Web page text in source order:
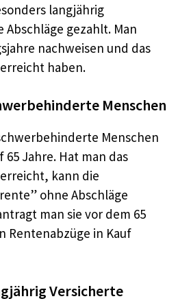
langjährig
gezahlt. Man
nachweisen und das
haben.
Menschen
Menschen
Jahre. Hat man das
kann die
ohne Abschläge
man sie vor dem 65
Rentenabzüge in Kauf
Versicherte